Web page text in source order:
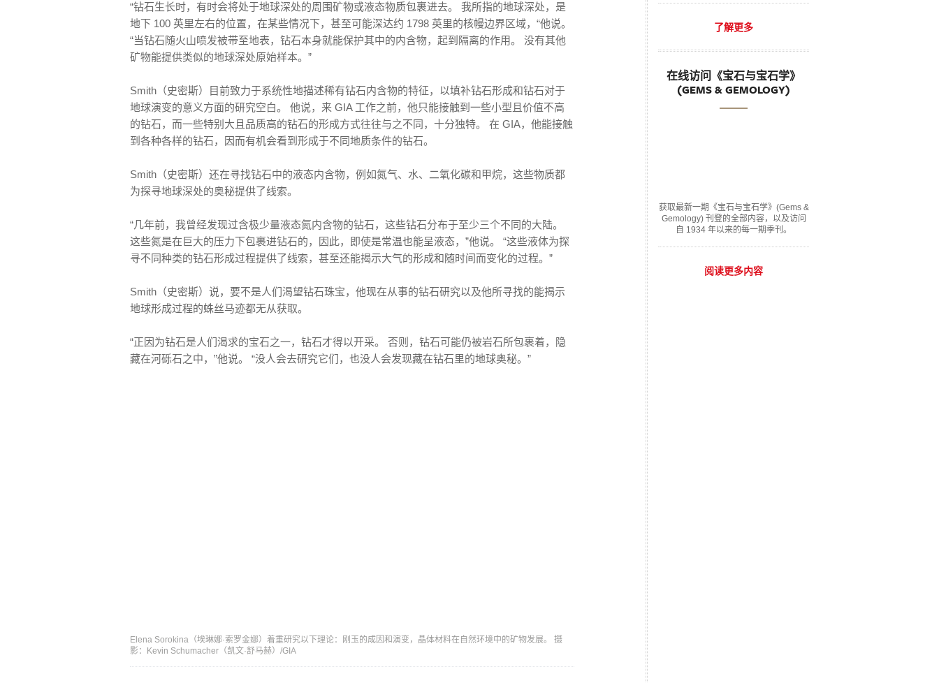
“钻石生长时，有时会将处于地球深处的周围矿物或液态物质包裹进去。 我所指的地球深处，是
地下 100 英里左右的位置，在某些情况下，甚至可能深达约 1798 英里的核幔边界区域，“他说。
“当钻石随火山喷发被带至地表，钻石本身就能保护其中的内含物，起到隔离的作用。 没有其他
矿物能提供类似的地球深处原始样本。”
Smith（史密斯）目前致力于系统性地描述稀有钻石内含物的特征，以填补钻石形成和钻石对于
地球演变的意义方面的研究空白。 他说，来 GIA 工作之前，他只能接触到一些小型且价值不高
的钻石，而一些特别大且品质高的钻石的形成方式往往与之不同，十分独特。 在 GIA，他能接触
到各种各样的钻石，因而有机会看到形成于不同地质条件的钻石。
Smith（史密斯）还在寻找钻石中的液态内含物，例如氮气、水、二氧化碳和甲烷，这些物质都
为探寻地球深处的奥秘提供了线索。
“几年前，我曾经发现过含极少量液态氮内含物的钻石，这些钻石分布于至少三个不同的大陆。
这些氮是在巨大的压力下包裹进钻石的，因此，即使是常温也能呈液态，”他说。 “这些液体为探
寻不同种类的钻石形成过程提供了线索，甚至还能揭示大气的形成和随时间而变化的过程。”
Smith（史密斯）说，要不是人们渴望钻石珠宝，他现在从事的钻石研究以及他所寻找的能揭示
地球形成过程的蛛丝马迹都无从获取。
“正因为钻石是人们渴求的宝石之一，钻石才得以开采。 否则，钻石可能仍被岩石所包裹着，隐
藏在河砾石之中，”他说。 “没人会去研究它们，也没人会发现藏在钻石里的地球奥秘。”
Elena Sorokina（埃琳娜·索罗金娜）着重研究以下理论：刚玉的成因和演变，晶体材料在自然环境中的矿物发展。 摄
影：Kevin Schumacher（凯文·舒马赫）/GIA
了解更多
在线访问《宝石与宝石学》
(GEMS & GEMOLOGY)
获取最新一期《宝石与宝石学》(Gems &
Gemology) 刊登的全部内容，以及访问
自 1934 年以来的每一期季刊。
阅读更多内容